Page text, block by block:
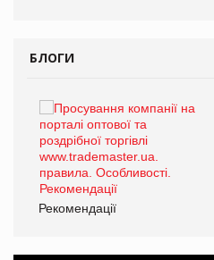
БЛОГИ
Рекомендації